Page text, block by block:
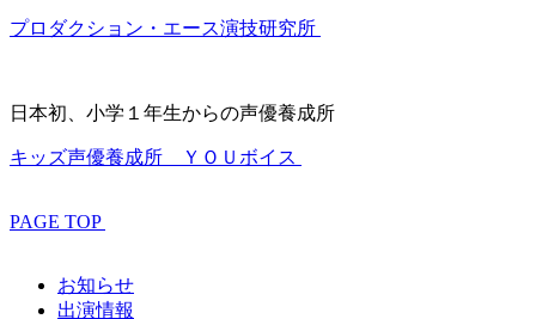
プロダクション・エース演技研究所
日本初、小学１年生からの声優養成所
キッズ声優養成所 ＹＯＵボイス
PAGE TOP
お知らせ
出演情報